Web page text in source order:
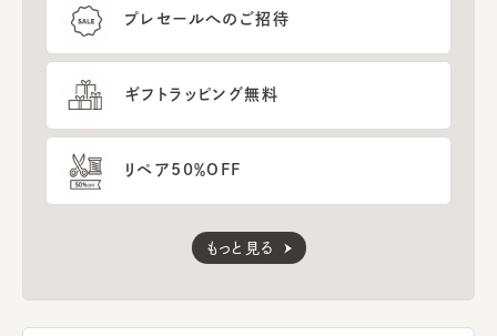
プレセールへのご招待
ギフトラッピング無料
リペア50％OFF
もっと見る